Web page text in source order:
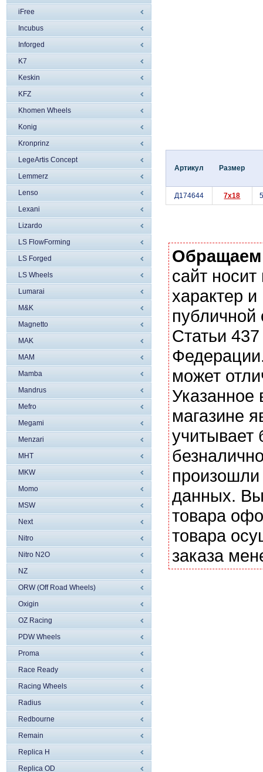
iFree
Incubus
Inforged
K7
Keskin
KFZ
Khomen Wheels
Konig
Kronprinz
LegeArtis Concept
Lemmerz
Lenso
Lexani
Lizardo
LS FlowForming
LS Forged
LS Wheels
Lumarai
M&K
Magnetto
MAK
MAM
Mamba
Mandrus
Mefro
Megami
Menzari
MHT
MKW
Momo
MSW
Next
Nitro
Nitro N2O
NZ
ORW (Off Road Wheels)
Oxigin
OZ Racing
PDW Wheels
Proma
Race Ready
Racing Wheels
Radius
Redbourne
Remain
Replica H
Replica OD
Артикул Размер
Д174644 7x18
сайт
характер
Статьи
может
магазине
учитывает
данных. Вы
товара
товара
заказа